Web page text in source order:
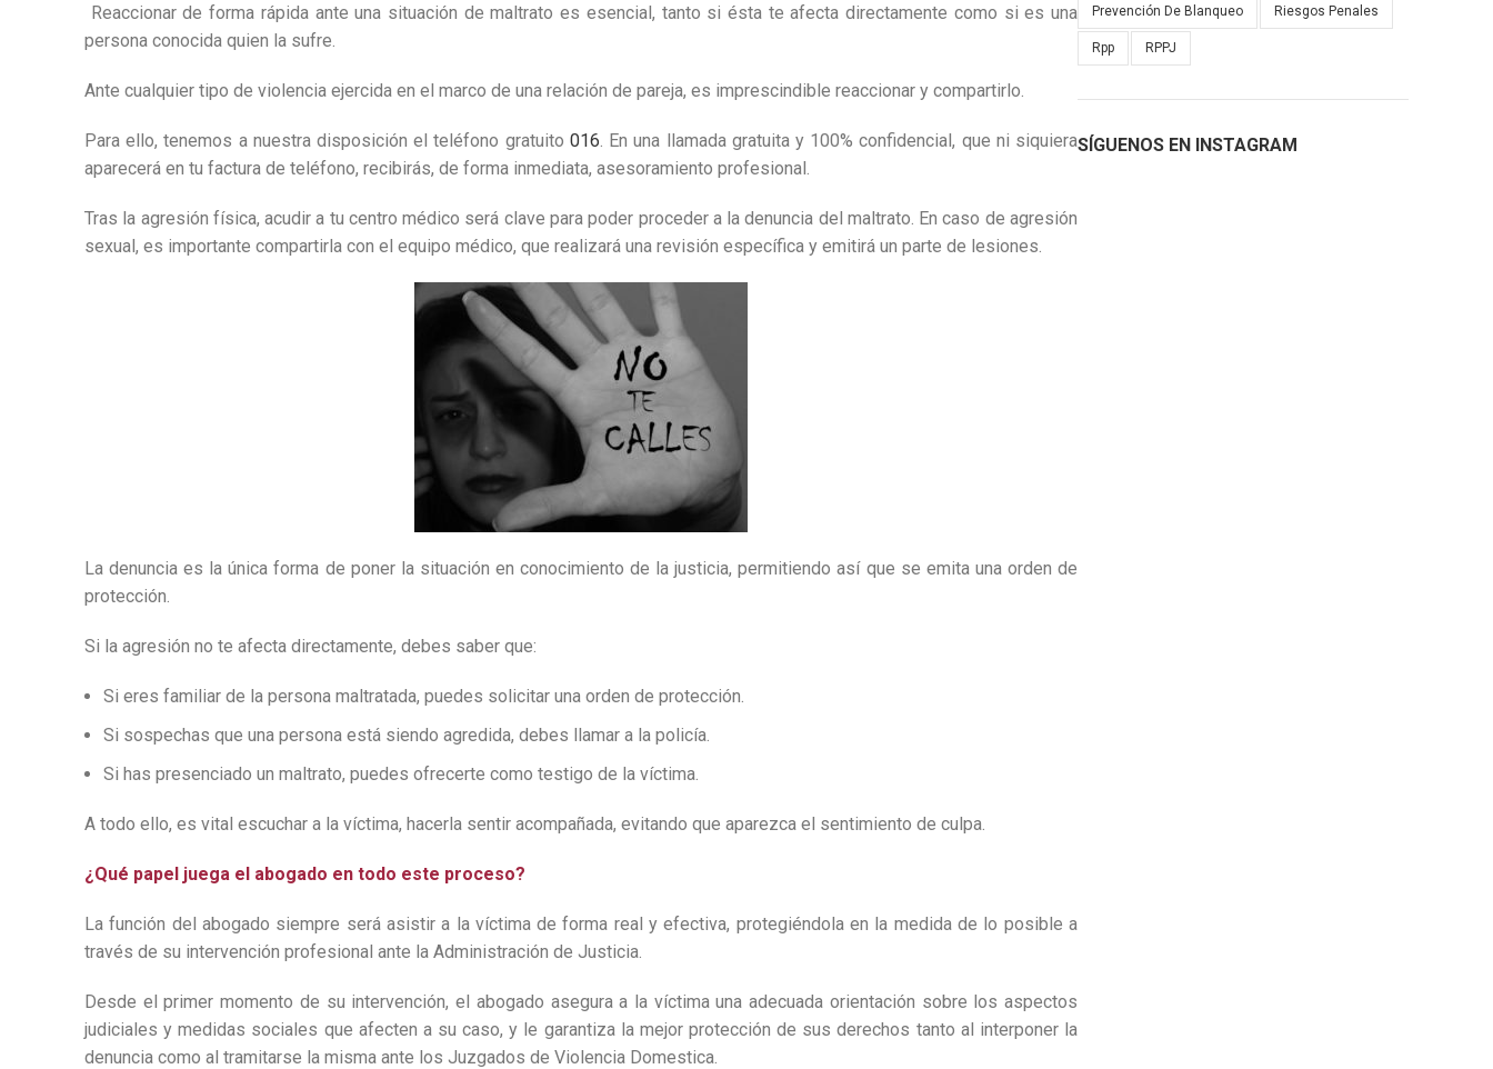
Reaccionar de forma rápida ante una situación de maltrato es esencial, tanto si ésta te afecta directamente como si es una
persona conocida quien la sufre.
Ante cualquier tipo de violencia ejercida en el marco de una relación de pareja, es imprescindible reaccionar y compartirlo.
Para ello, tenemos a nuestra disposición el teléfono gratuito 016 . En una llamada gratuita y 100% confidencial, que ni siquiera
aparecerá en tu factura de teléfono, recibirás, de forma inmediata, asesoramiento profesional.
Tras la agresión física, acudir a tu centro médico será clave para poder proceder a la denuncia del maltrato. En caso de agresión
sexual, es importante compartirla con el equipo médico, que realizará una revisión específica y emitirá un parte de lesiones.
La denuncia es la única forma de poner la situación en conocimiento de la justicia, permitiendo así que se emita una orden de
protección.
Si la agresión no te afecta directamente, debes saber que:
Si eres familiar de la persona maltratada, puedes solicitar una orden de protección.
Si sospechas que una persona está siendo agredida, debes llamar a la policía.
Si has presenciado un maltrato, puedes ofrecerte como testigo de la víctima.
A todo ello, es vital escuchar a la víctima, hacerla sentir acompañada, evitando que aparezca el sentimiento de culpa.
¿Qué papel juega el abogado en todo este proceso?
La función del abogado siempre será asistir a la víctima de forma real y efectiva, protegiéndola en la medida de lo posible a
través de su intervención profesional ante la Administración de Justicia.
Desde el primer momento de su intervención, el abogado asegura a la víctima una adecuada orientación sobre los aspectos
judiciales y medidas sociales que afecten a su caso, y le garantiza la mejor protección de sus derechos tanto al interponer la
denuncia como al tramitarse la misma ante los Juzgados de Violencia Domestica.
Prevención De Blanqueo Riesgos Penales
Rpp RPPJ
SÍGUENOS EN INSTAGRAM